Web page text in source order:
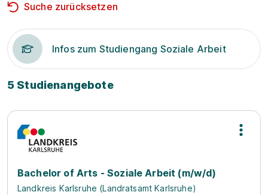
Suche zurücksetzen
Infos zum Studiengang Soziale Arbeit
5 Studienangebote
Bachelor of Arts - Soziale Arbeit (m/w/d)
Landkreis Karlsruhe (Landratsamt Karlsruhe)